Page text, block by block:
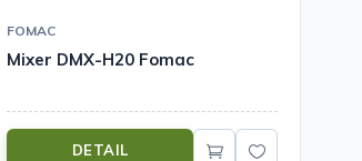
FOMAC
Mixer DMX-H20 Fomac
DETAIL